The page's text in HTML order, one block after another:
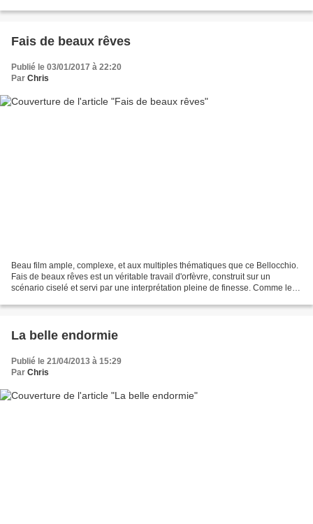
Fais de beaux rêves
Publié le 03/01/2017 à 22:20
Par Chris
Beau film ample, complexe, et aux multiples thématiques que ce Bellocchio.
Fais de beaux rêves est un véritable travail d'orfèvre, construit sur un
scénario ciselé et servi par une interprétation pleine de finesse. Comme le
La belle endormie
Publié le 21/04/2013 à 15:29
Par Chris